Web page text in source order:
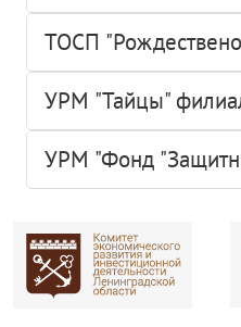
ТОСП
УРМ "Тайцы"
УРМ "Фонд